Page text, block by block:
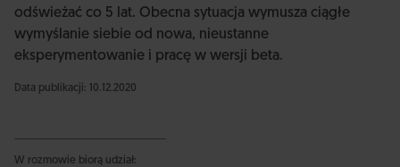
odświeżać co 5 lat. Obecna sytuacja wymusza ciągłe
wymyślanie siebie od nowa, nieustanne
eksperymentowanie i pracę w wersji beta.
Data publikacji: 10.12.2020
W rozmowie biorą udział: